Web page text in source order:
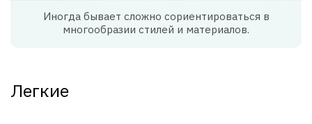
Иногда бывает сложно сориентироваться в
многообразии стилей и материалов.
Легкие